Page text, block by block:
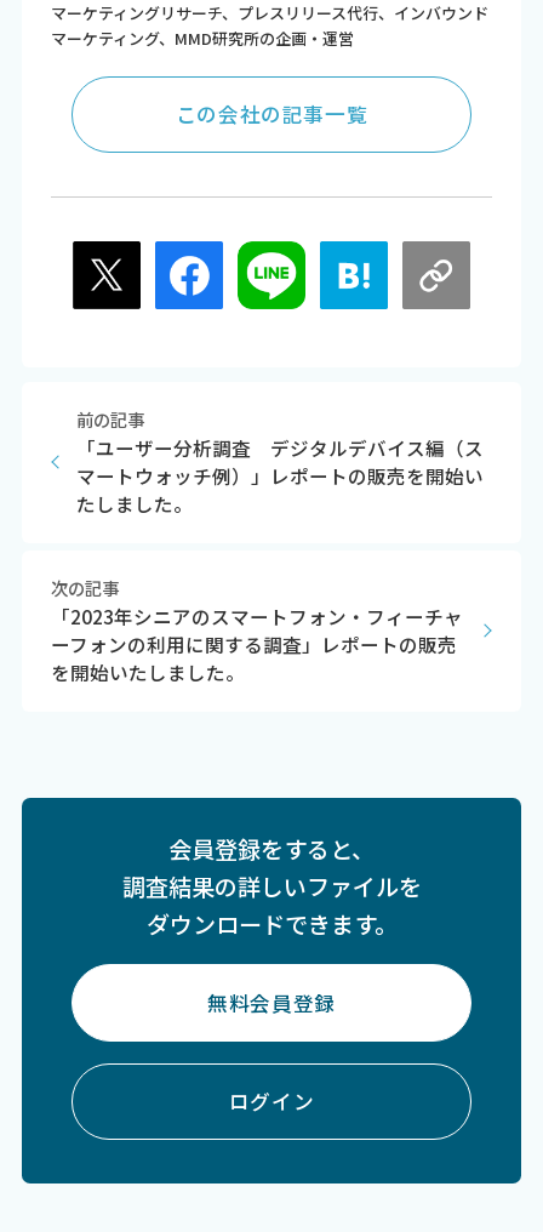
マーケティングリサーチ、プレスリリース代行、インバウンド
マーケティング、MMD研究所の企画・運営
この会社の記事一覧
前の記事
「ユーザー分析調査 デジタルデバイス編（ス
マートウォッチ例）」レポートの販売を開始い
たしました。
次の記事
「2023年シニアのスマートフォン・フィーチャ
ーフォンの利用に関する調査」レポートの販売
を開始いたしました。
会員登録をすると、
調査結果の詳しいファイルを
ダウンロードできます。
無料会員登録
ログイン